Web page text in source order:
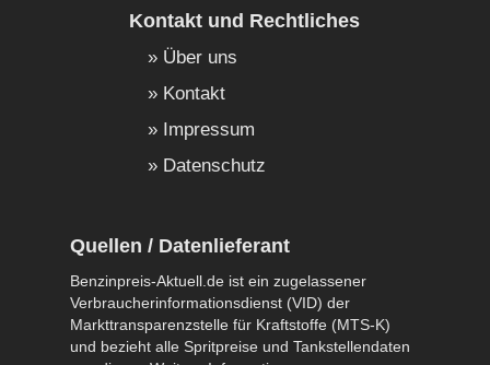
Kontakt und Rechtliches
Über uns
Kontakt
Impressum
Datenschutz
Quellen / Datenlieferant
Benzinpreis-Aktuell.de ist ein zugelassener
Verbraucherinformationsdienst (VID) der
Markttransparenzstelle für Kraftstoffe (MTS-K)
und bezieht alle Spritpreise und Tankstellendaten